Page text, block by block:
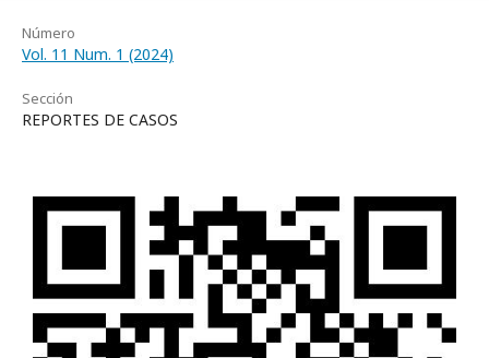
Número
Vol. 11 Num. 1 (2024)
Sección
REPORTES DE CASOS